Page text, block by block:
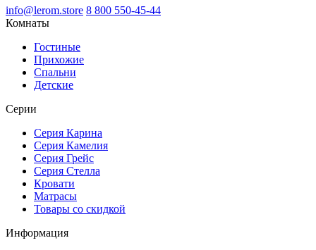
info@lerom.store 8 800 550-45-44
Комнаты
Гостиные
Прихожие
Спальни
Детские
Серии
Серия Карина
Серия Камелия
Серия Грейс
Серия Стелла
Кровати
Матрасы
Товары со скидкой
Информация